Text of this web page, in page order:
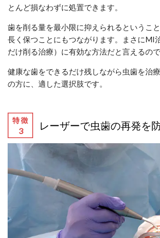
とんど損なわずに処置できます。
歯を削る量を最小限に抑えられるというこ
長く保つことにもつながります。まさにMI
だけ削る治療）に有効な方法だと言えるので
健康な歯をできるだけ残しながら虫歯を治
の方に、適した選択肢です。
レーザーで虫歯の再発を